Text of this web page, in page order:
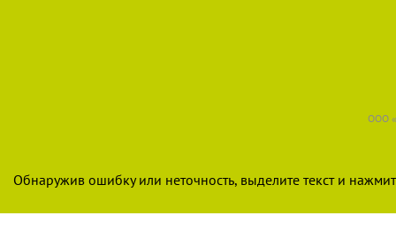
ООО
Обнаружив ошибку или неточность, выделите текст и